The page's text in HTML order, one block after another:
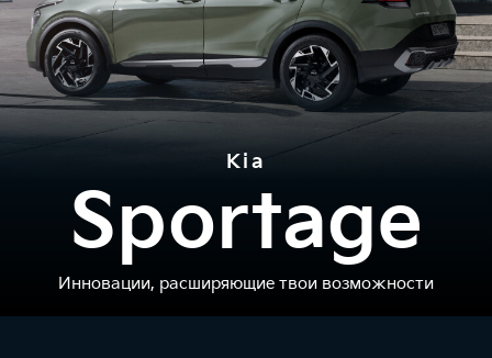
Kia
Sportage
Инновации, расширяющие твои возможности